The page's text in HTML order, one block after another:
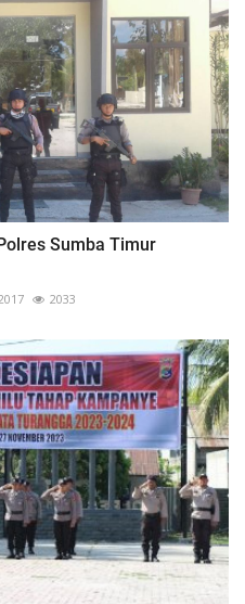
Sumba Timur
2033